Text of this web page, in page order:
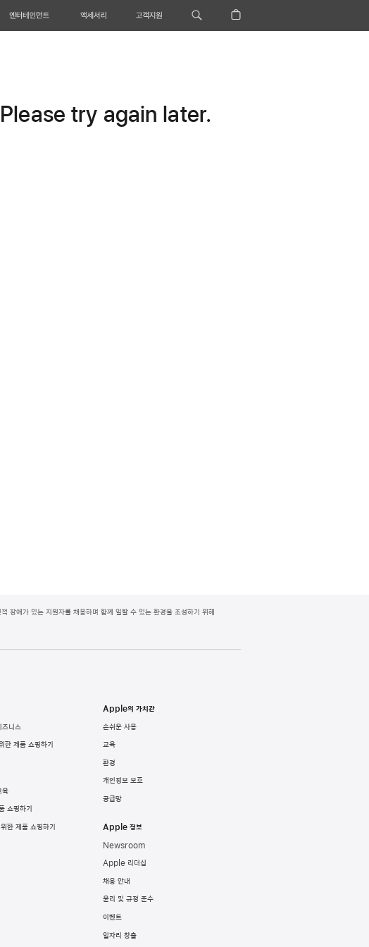
엔터테인먼트 액세서리 고객지원
try again later.
애가 있는 지원자를 채용하며 함께 일할 수 있는 환경을 조성하기 위해
니스
한 제품 쇼핑하기
쇼핑하기
한 제품 쇼핑하기
Apple의 가치관
손쉬운 사용
교육
환경
개인정보 보호
공급망
Apple 정보
Newsroom
Apple 리더십
채용 안내
윤리 및 규정 준수
이벤트
일자리 창출